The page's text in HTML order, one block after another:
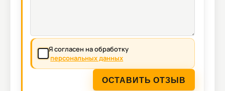
Я согласен на обработку
персональных данных
ОСТАВИТЬ ОТЗЫВ